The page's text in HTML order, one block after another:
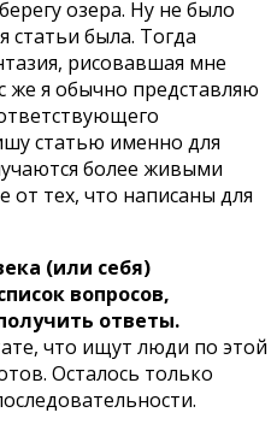
озера. Ну не было
статьи была. Тогда
рисовавшая мне
же я обычно представляю
статью именно для
более живыми
от тех, что написаны для
(или себя)
вопросов,
ответы.
что ищут люди по этой
Осталось только